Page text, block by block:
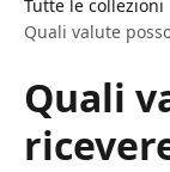
Tutte le collezioni
Quali valute
Quali